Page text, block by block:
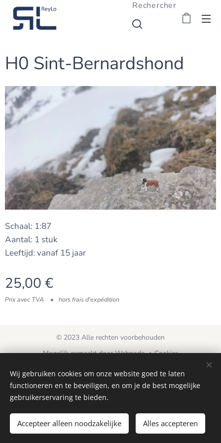
Rechercher
H0 Sint-Bernardshond
Schaal: 1:87
Aantal: 1 stuk
Leeftijd: vanaf 15 jaar
25,00 €
Prix avec TVA hors frais d'expédition
Épuisé
© 2023 Alle rechten voorbehouden
Mogelijk gemaakt doorWebnode Cookies
Langues
Nederlands
Français
Wij gebruiken cookies om onze website goed te laten
functioneren en te beveiligen, en om je de best mogelijke
gebruikerservaring te bieden.
Accepteer alleen noodzakelijke Alles accepteren